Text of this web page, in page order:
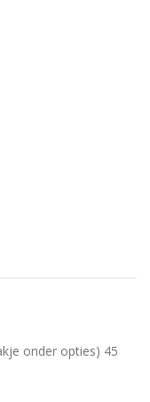
onder opties) 45